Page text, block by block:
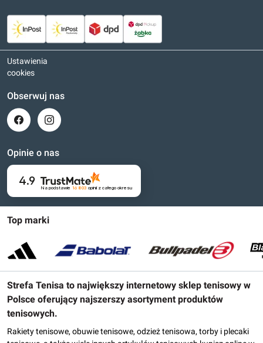
Top marki
Strefa Tenisa to największy internetowy sklep tenisowy w
Polsce oferujący najszerszy asortyment produktów
tenisowych.
Rakiety tenisowe, obuwie tenisowe, odzież tenisowa, torby i plecaki
Ustawienia
cookies
Obserwuj nas
Opinie o nas
4.9
Na podstawie 16 803 opinii z całego okresu